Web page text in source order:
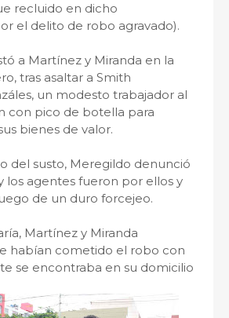
recluido en dicho
el delito de robo agravado).
a Martínez y Miranda en la
tras asaltar a Smith
un modesto trabajador al
con pico de botella para
bienes de valor.
del susto, Meregildo denunció
los agentes fueron por ellos y
de un duro forcejeo.
Martínez y Miranda
habían cometido el robo con
se encontraba en su domicilio